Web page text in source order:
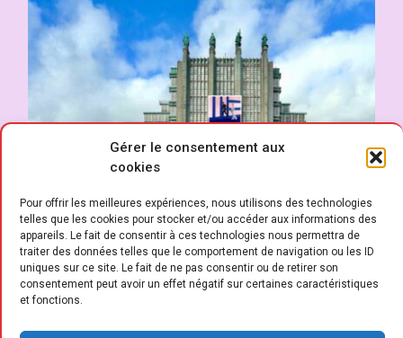
Gérer le consentement aux
cookies
Pour offrir les meilleures expériences, nous utilisons des technologies
telles que les cookies pour stocker et/ou accéder aux informations des
appareils. Le fait de consentir à ces technologies nous permettra de
traiter des données telles que le comportement de navigation ou les ID
uniques sur ce site. Le fait de ne pas consentir ou de retirer son
consentement peut avoir un effet négatif sur certaines caractéristiques
et fonctions.